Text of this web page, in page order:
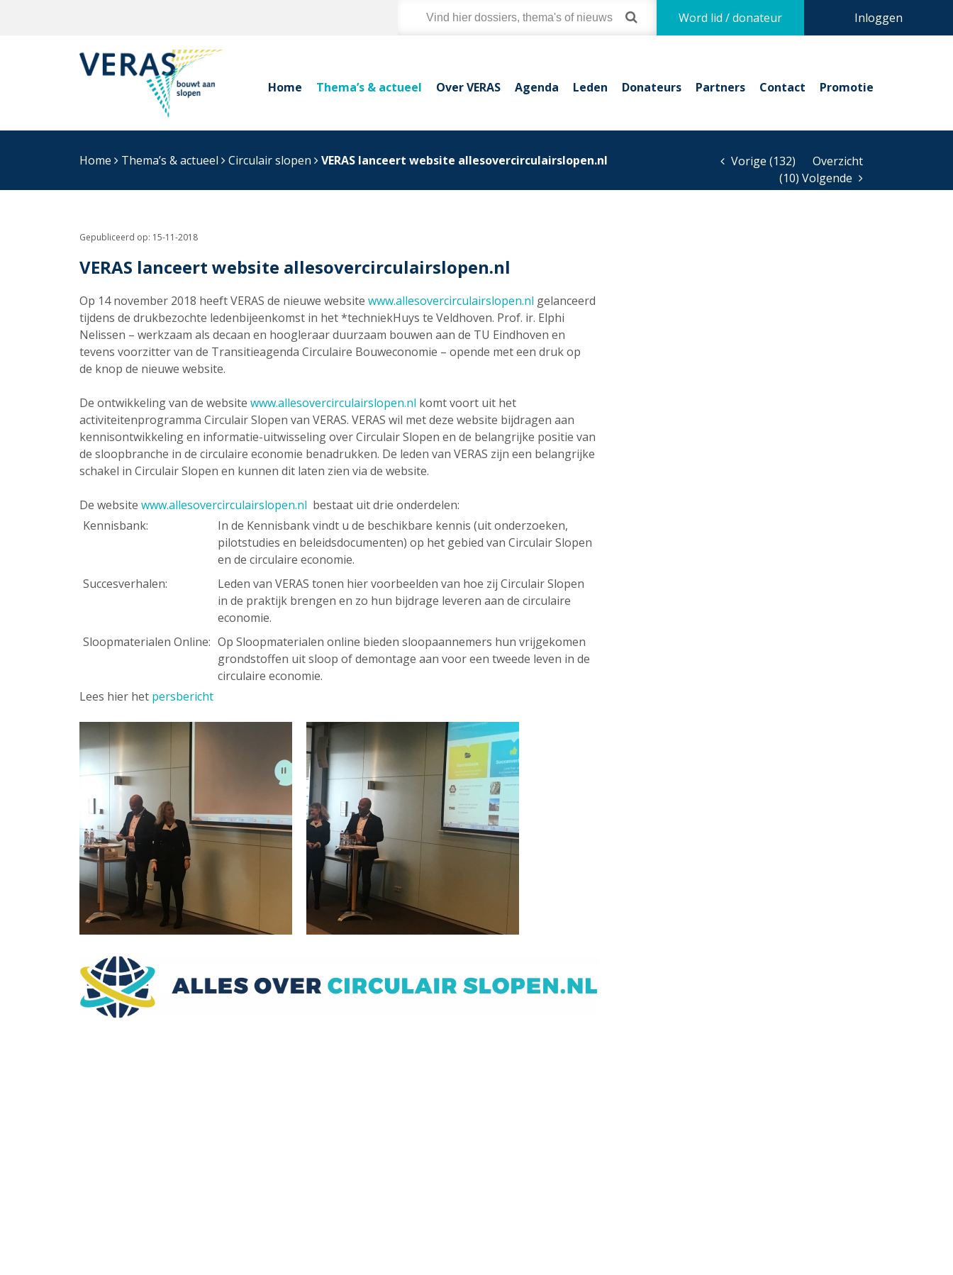
Inloggen
Word lid / donateur
Home Thema’s & actueel Over VERAS Agenda Leden Donateurs Partners Contact Promotie
Home Thema’s & actueel Circulair slopen VERAS lanceert website allesovercirculairslopen.nl Vorige (132)
Overzicht
(10) Volgende
Gepubliceerd op: 15-11-2018
VERAS lanceert website allesovercirculairslopen.nl
Op 14 november 2018 heeft VERAS de nieuwe website www.allesovercirculairslopen.nl gelanceerd
tijdens de drukbezochte ledenbijeenkomst in het *techniekHuys te Veldhoven. Prof. ir. Elphi
Nelissen – werkzaam als decaan en hoogleraar duurzaam bouwen aan de TU Eindhoven en
tevens voorzitter van de Transitieagenda Circulaire Bouweconomie – opende met een druk op
de knop de nieuwe website.
De ontwikkeling van de website www.allesovercirculairslopen.nl komt voort uit het
activiteitenprogramma Circulair Slopen van VERAS. VERAS wil met deze website bijdragen aan
kennisontwikkeling en informatie-uitwisseling over Circulair Slopen en de belangrijke positie van
de sloopbranche in de circulaire economie benadrukken. De leden van VERAS zijn een belangrijke
schakel in Circulair Slopen en kunnen dit laten zien via de website.
De website www.allesovercirculairslopen.nl bestaat uit drie onderdelen:
Kennisbank:
In de Kennisbank vindt u de beschikbare kennis (uit onderzoeken,
pilotstudies en beleidsdocumenten) op het gebied van Circulair Slopen
en de circulaire economie.
Succesverhalen:
Leden van VERAS tonen hier voorbeelden van hoe zij Circulair Slopen
in de praktijk brengen en zo hun bijdrage leveren aan de circulaire
economie.
Sloopmaterialen Online: Op Sloopmaterialen online bieden sloopaannemers hun vrijgekomen
grondstoffen uit sloop of demontage aan voor een tweede leven in de
circulaire economie.
Lees hier het persbericht